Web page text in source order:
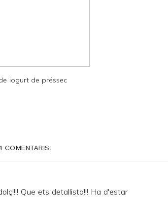
iogurt de préssec
COMENTARIS:
Que ets detallista!!! Ha d'estar